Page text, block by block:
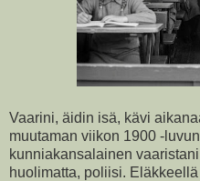
Vaarini, äidin isä, kävi
muutaman viikon 1900 -
kunniakansalainen
huolimatta, poliisi.